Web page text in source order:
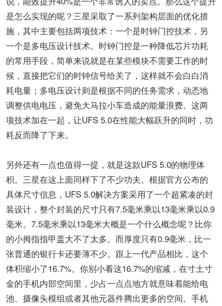
是怎么实现的呢？三星采取了一系列架构层面的优化措
施，其中主要包括两项技术：一个是时钟门控技术，另
一个是多电压设计技术。时钟门控是一种降低芯片功耗
的常用手段，简单来说就是在某些模块不需要工作的时
候，直接把它们的时钟信号给关了，这样就不会白白消
耗电量；多电压设计则是根据不同的任务需求，动态地
调整供电电压，避免大马拉小车造成的能量浪费。这两
项技术加在一起，让UFS 5.0在性能大幅跃升的同时，功
耗反而降了下来。
另外还有一点也值得一提，就是这款UFS 5.0的物理体
积。三星在这上面同样下了不少功夫。根据官方公布的
具体尺寸信息，UFS 5.0解决方案采用了一个超紧凑的封
装设计，整个封装的尺寸只有7.5毫米乘以13毫米乘以0.9
毫米。7.5毫米乘以13毫米大概是一个什么概念呢？比你
的小拇指指甲盖大不了太多。而厚度只有0.9毫米，比一
张普通的银行卡还要薄不少。跟上一代产品相比，这个
体积缩小了16.7%。你别小看这16.7%的缩减，在寸土寸
金的手机内部空间里，少占一点点地方就意味着能给电
池、摄像头模组或者其他元器件腾出更多的空间。手机